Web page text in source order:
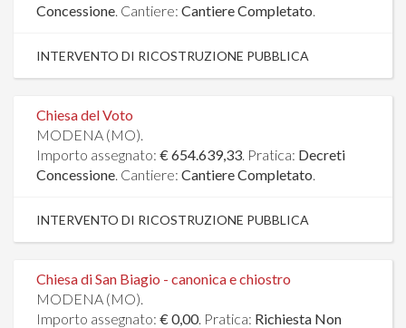
Concessione. Cantiere: Cantiere Completato.
INTERVENTO DI RICOSTRUZIONE PUBBLICA
Chiesa del Voto
MODENA (MO).
Importo assegnato: € 654.639,33. Pratica: Decreti
Concessione. Cantiere: Cantiere Completato.
INTERVENTO DI RICOSTRUZIONE PUBBLICA
Chiesa di San Biagio - canonica e chiostro
MODENA (MO).
Importo assegnato: € 0,00. Pratica: Richiesta Non